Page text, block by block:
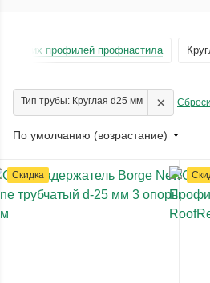
профилей профнастила
Тип трубы: Круглая d25 мм ×
По умолчанию (возрастание)
Скидка